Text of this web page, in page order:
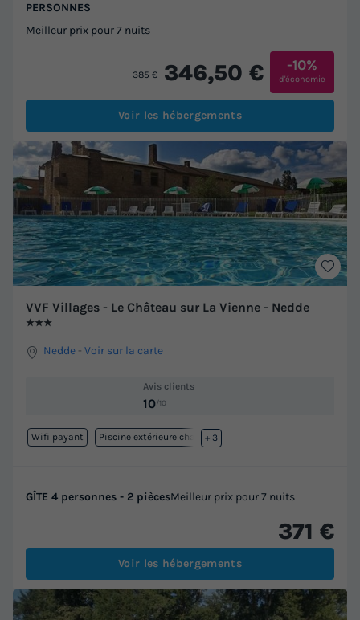
PERSONNES
Meilleur prix pour 7 nuits
385 € 346,50 € -10%
d'économie
Voir les hébergements
VVF Villages - Le Château sur La Vienne - Nedde
★★★
Nedde -Voir sur la carte
Avis clients
10/10
Wifi payant Piscine extérieure chauffée
+ 3
GÎTE 4 personnes - 2 piècesMeilleur prix pour 7 nuits
371 €
Voir les hébergements